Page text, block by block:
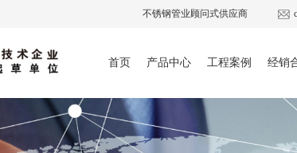
不锈钢管业顾问式供应商
首页 产品中心 工程案例 经销